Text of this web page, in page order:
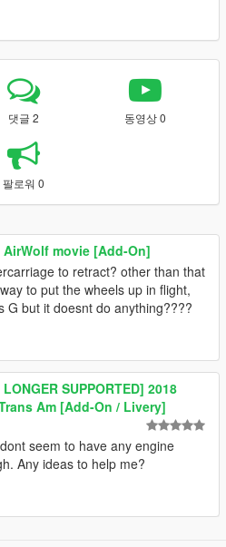
댓글 2 동영상 0
팔로워 0
AirWolf movie [Add-On]
to retract? other than that
to put the wheels up in flight,
G but it doesnt do anything????
LONGER SUPPORTED] 2018
Am [Add-On / Livery]
seem to have any engine
Any ideas to help me?